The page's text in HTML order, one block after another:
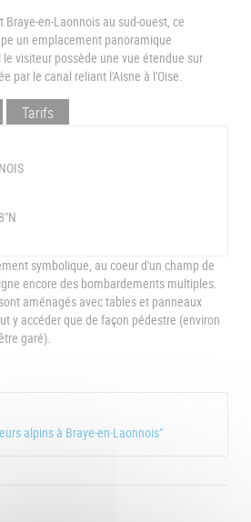
en-Laonnois au sud-ouest, ce
un emplacement panoramique
visiteur possède une vue étendue sur
par le canal reliant l'Aisne à l'Oise.
Tarifs
symbolique, au coeur d'un champ de
encore des bombardements multiples.
aménagés avec tables et panneaux
y accéder que de façon pédestre (environ
garé).
alpins à Braye-en-Laonnois"